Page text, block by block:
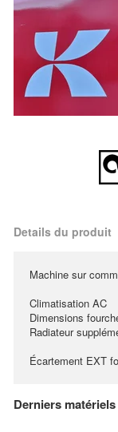
Details du produit
Machine sur
Climatisation AC
Dimensions
Radiateur
Écartement EXT
Derniers